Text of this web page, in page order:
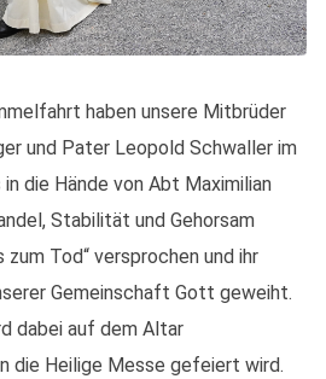
haben unsere Mitbrüder
und Pater Leopold Schwaller im
die Hände von Abt Maximilian
Stabilität und Gehorsam
Tod“ versprochen und ihr
Gemeinschaft Gott geweiht.
dabei auf dem Altar
die Heilige Messe gefeiert wird.